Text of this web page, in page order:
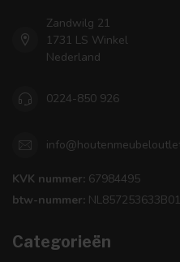
Zandwilg 21
1731 LS Winkel
Nederland
0224-850 926
KVK nummer: 67984495
btw-nummer: NL857253633B01
Categorieën